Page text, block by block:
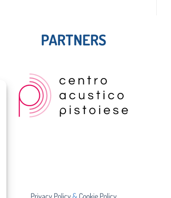
PARTNERS